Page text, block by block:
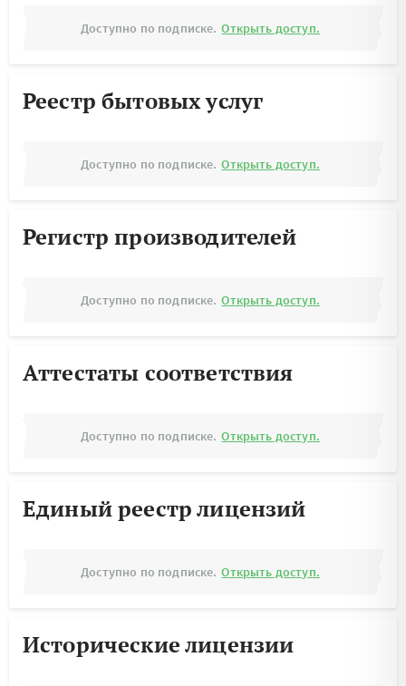
Доступно по подписке. Открыть доступ.
Реестр бытовых услуг
Доступно по подписке. Открыть доступ.
Регистр производителей
Доступно по подписке. Открыть доступ.
Аттестаты соответствия
Доступно по подписке. Открыть доступ.
Единый реестр лицензий
Доступно по подписке. Открыть доступ.
Исторические лицензии